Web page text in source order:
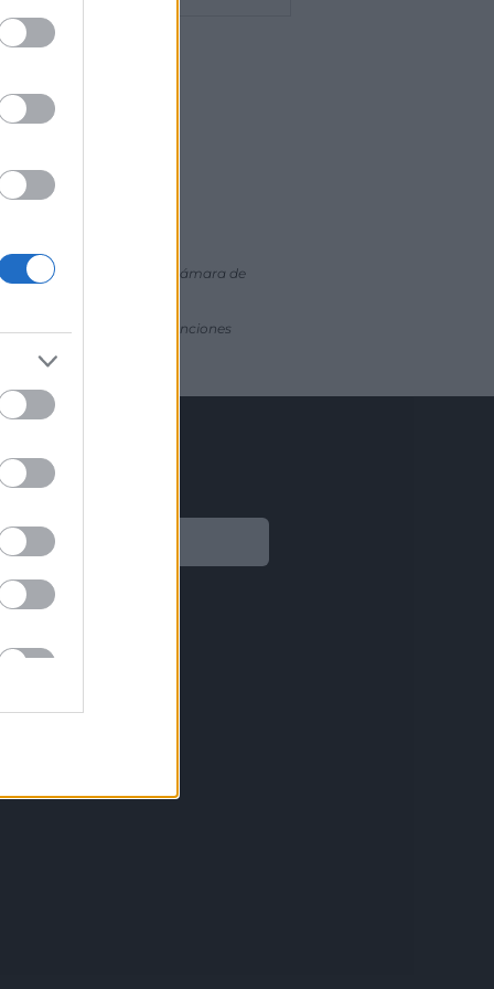
oficial o a través de la Cámara de
la gestión de las subvenciones
Aviso legal